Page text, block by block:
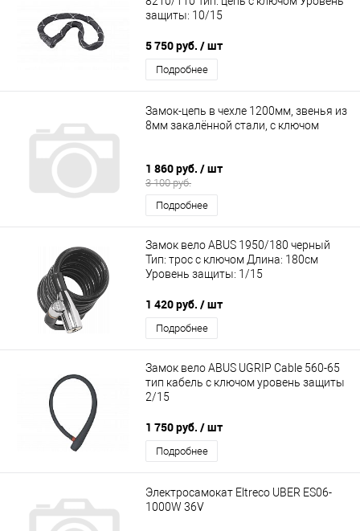
защиты: 10/15
5 750 руб. / шт
Подробнее
Замок-цепь в чехле 1200мм, звенья из
8мм закалённой стали, с ключом
1 860 руб. / шт
3 100 руб.
Подробнее
Замок вело ABUS 1950/180 черный
Тип: трос с ключом Длина: 180см
Уровень защиты: 1/15
1 420 руб. / шт
Подробнее
Замок вело ABUS UGRIP Cable 560-65
тип кабель с ключом уровень защиты
2/15
1 750 руб. / шт
Подробнее
Электросамокат Eltreco UBER ES06-
1000W 36V